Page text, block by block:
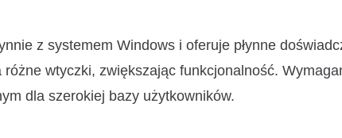
z systemem Windows i oferuje płynne
wtyczki, zwiększając funkcjonalność.
dla szerokiej bazy użytkowników.